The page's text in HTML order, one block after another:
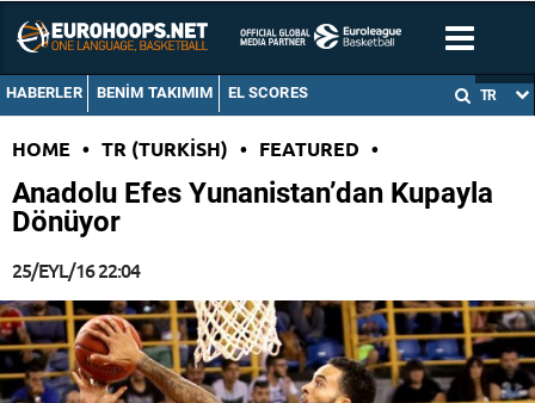
HABERLER BENIM TAKIMIM EL SCORES TR
HOME • TR (TURKISH) • FEATURED •
Anadolu Efes Yunanistan’dan Kupayla
Dönüyor
25/EYL/16 22:04